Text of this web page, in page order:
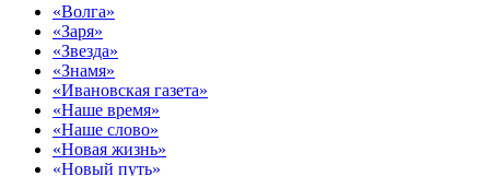
«Волга»
«Заря»
«Звезда»
«Знамя»
«Ивановская газета»
«Наше время»
«Наше слово»
«Новая жизнь»
«Новый путь»